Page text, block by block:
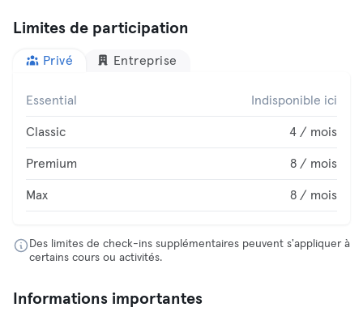
Limites de participation
Privé Entreprise
Essential Indisponible ici
Classic 4 / mois
Premium 8 / mois
Max 8 / mois
Des limites de check-ins supplémentaires peuvent s'appliquer à
certains cours ou activités.
Informations importantes